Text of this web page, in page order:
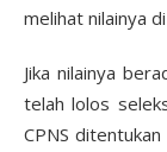
melihat nilainya
Jika nilainya
telah lolos
CPNS